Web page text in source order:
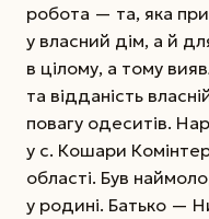
робота — та, яка
у власний дім, а й
в цілому, а тому
та відданість
повагу одеситів.
у с. Кошари
області. Був
у родині. Батько —